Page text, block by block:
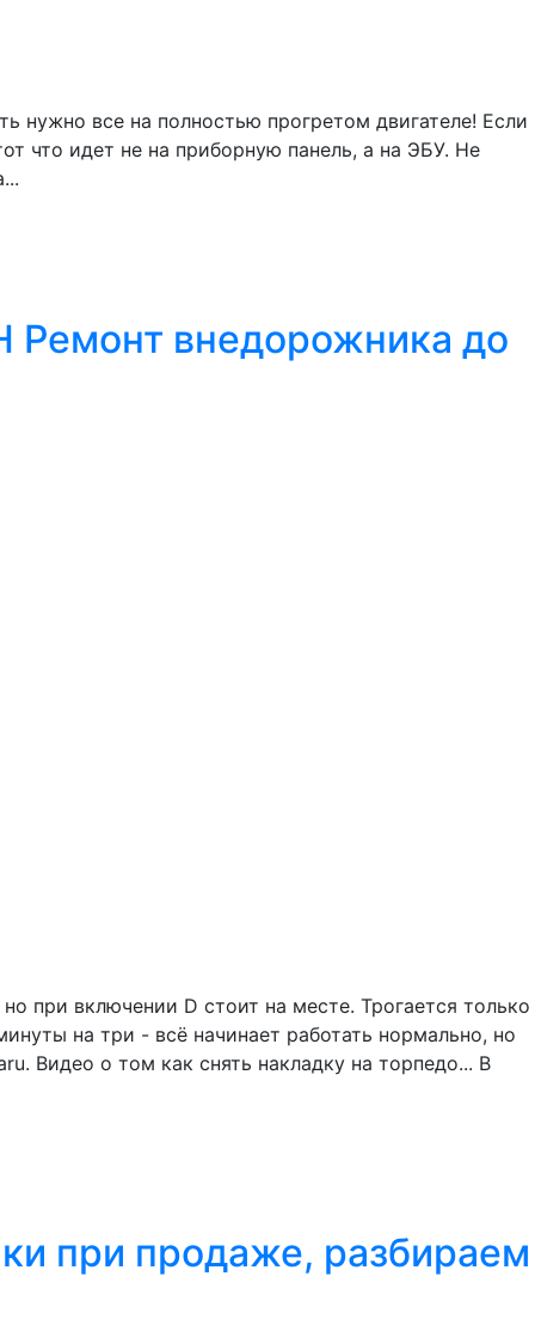
нужно все на полностью прогретом двигателе! Если
что идет не на приборную панель, а на ЭБУ. Не
Ремонт внедорожника до
при включении D стоит на месте. Трогается только
на три - всё начинает работать нормально, но
Видео о том как снять накладку на торпедо... В
при продаже, разбираем